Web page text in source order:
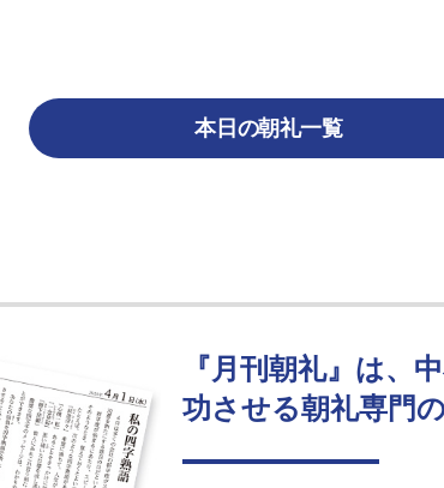
本日の朝礼一覧
『月刊朝礼』は、
功させる朝礼専門